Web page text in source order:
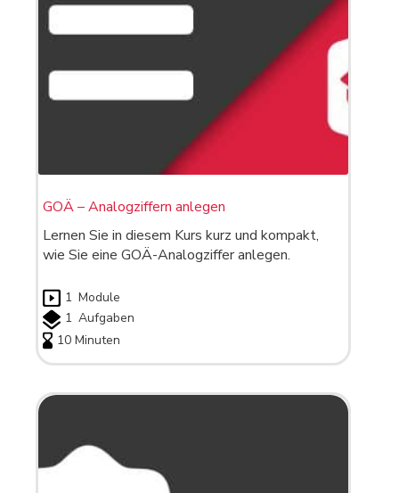
GOÄ – Analogziffern anlegen
Lernen Sie in diesem Kurs kurz und kompakt,
wie Sie eine GOÄ-Analogziffer anlegen.
1 Module
1 Aufgaben
10 Minuten